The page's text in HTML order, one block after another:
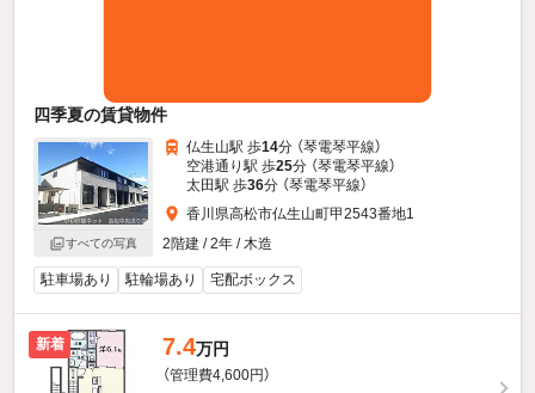
四季夏の賃貸物件
すべての写真
仏生山駅 歩14分 （琴電琴平線）
空港通り駅 歩25分 （琴電琴平線）
太田駅 歩36分 （琴電琴平線）
香川県高松市仏生山町甲2543番地1
2階建 / 2年 / 木造
駐車場あり 駐輪場あり 宅配ボックス
新着 7.4万円
（管理費4,600円）